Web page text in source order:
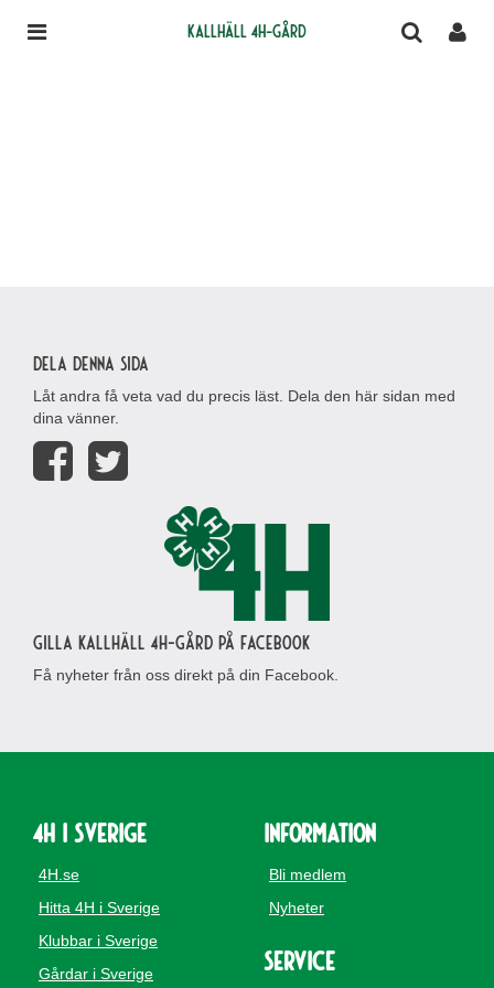
Kallhäll 4H-gård
Dela denna sida
Låt andra få veta vad du precis läst. Dela den här sidan med
dina vänner.
Gilla Kallhäll 4H-gård på Facebook
Få nyheter från oss direkt på din Facebook.
4H i Sverige
4H.se
Hitta 4H i Sverige
Klubbar i Sverige
Gårdar i Sverige
Information
Bli medlem
Nyheter
Service